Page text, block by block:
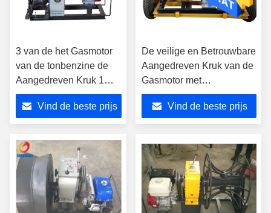
3 van de het Gasmotor
van de tonbenzine de
Aangedreven Kruk 1
Jaargarantie voor
Machtsbouw
Vind de beste prijs
De veilige en Betrouwbare
Aangedreven Kruk van de
Gasmotor met
Aanhangwagen kan
Honda aanpassen
Vind de beste prijs